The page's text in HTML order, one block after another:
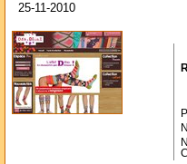
25-11-2010